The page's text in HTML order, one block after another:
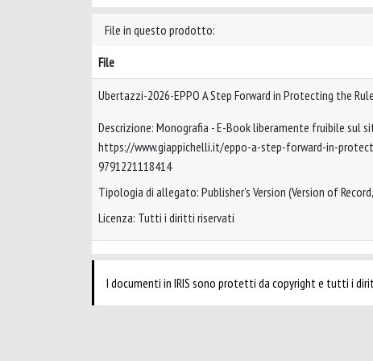
File in questo prodotto:
File
Ubertazzi-2026-EPPO A Step Forward in Protecting the
Descrizione: Monografia - E-Book liberamente fruibile sul
https://www.giappichelli.it/eppo-a-step-forward-in-
9791221118414
Tipologia di allegato: Publisher’s Version (Version of
Licenza: Tutti i diritti riservati
I documenti in IRIS sono protetti da copyright e tutti i